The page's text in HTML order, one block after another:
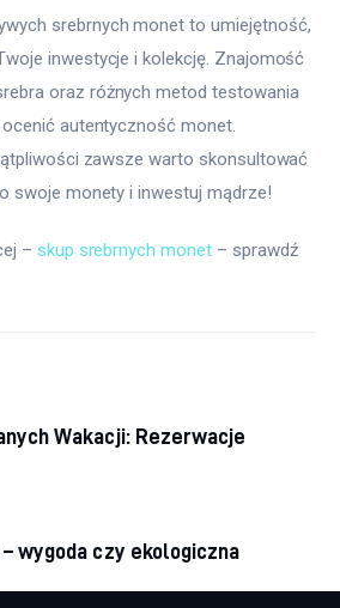
srebrnych monet to umiejętność,
inwestycje i kolekcję. Znajomość
oraz różnych metod testowania
autentyczność monet.
zawsze warto skonsultować
swoje monety i inwestuj mądrze!
– skup srebrnych monet – sprawdź
Wakacji: Rezerwacje
wygoda czy ekologiczna